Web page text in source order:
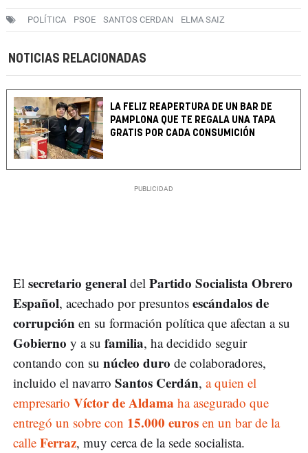
POLÍTICA PSOE SANTOS CERDAN ELMA SAIZ
NOTICIAS RELACIONADAS
LA FELIZ REAPERTURA DE UN BAR DE
PAMPLONA QUE TE REGALA UNA TAPA
GRATIS POR CADA CONSUMICIÓN
El secretario general del Partido Socialista Obrero
Español, acechado por presuntos escándalos de
corrupción en su formación política que afectan a su
Gobierno y a su familia, ha decidido seguir
contando con su núcleo duro de colaboradores,
incluido el navarro Santos Cerdán, a quien el
empresario Víctor de Aldama ha asegurado que
entregó un sobre con 15.000 euros en un bar de la
calle Ferraz, muy cerca de la sede socialista.